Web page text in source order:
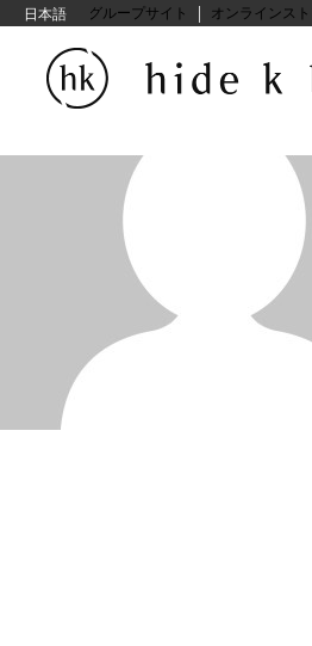
hide kasuga グループサイト | オンラインス
日本語